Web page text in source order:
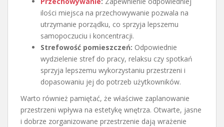
ilości miejsca na przechowywanie pozwala na
utrzymanie porządku, co sprzyja lepszemu
samopoczuciu i koncentracji.
Strefowość pomieszczeń: Odpowiednie
wydzielenie stref do pracy, relaksu czy spotkań
sprzyja lepszemu wykorzystaniu przestrzeni i
dopasowaniu jej do potrzeb użytkowników.
Warto również pamiętać, że właściwe zaplanowanie
przestrzeni wpływa na estetykę wnętrza. Otwarte, jasne
i dobrze zorganizowane przestrzenie dają wrażenie